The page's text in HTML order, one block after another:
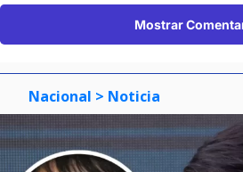
Mostrar
Nacional > Noticia